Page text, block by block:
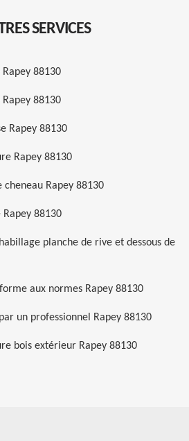
SERVICES
88130
88130
Rapey 88130
Rapey 88130
cheneau Rapey 88130
88130
planche de rive et dessous de
aux normes Rapey 88130
un professionnel Rapey 88130
bois extérieur Rapey 88130